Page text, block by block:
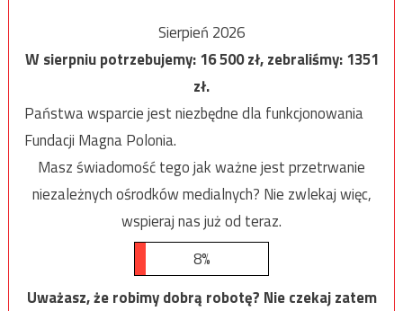
Sierpień 2026
W sierpniu potrzebujemy:16 500zł, zebraliśmy:1351
zł.
Państwa wsparcie jest niezbędne dla funkcjonowania
Fundacji Magna Polonia.
Masz świadomość tego jak ważne jest przetrwanie
niezależnych ośrodków medialnych? Nie zwlekaj więc,
wspieraj nas już od teraz.
8%
Uważasz, że robimy dobrą robotę? Nie czekaj zatem